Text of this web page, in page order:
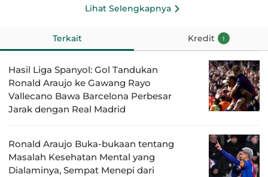
Lihat Selengkapnya
Terkait Kredit 1
Hasil Liga Spanyol: Gol Tandukan
Ronald Araujo ke Gawang Rayo
Vallecano Bawa Barcelona Perbesar
Jarak dengan Real Madrid
Ronald Araujo Buka-bukaan tentang
Masalah Kesehatan Mental yang
Dialaminya, Sempat Menepi dari